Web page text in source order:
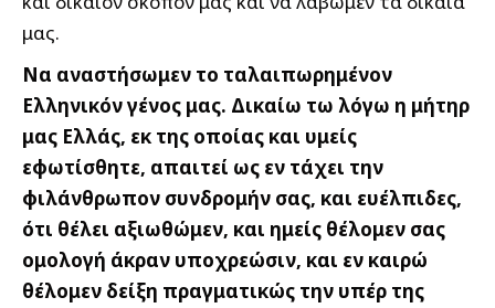
μας.
Να αναστήσωμεν το ταλαιπωρημένον
Ελληνικόν γένος μας. Δικαίω τω λόγω η μήτηρ
μας Ελλάς, εκ της οποίας και υμείς
εφωτίσθητε, απαιτεί ως εν τάχει την
φιλάνθρωπον συνδρομήν σας, και ευέλπιδες,
ότι θέλει αξιωθώμεν, και ημείς θέλομεν σας
ομολογή άκραν υποχρεώσιν, και εν καιρώ
θέλομεν δείξη πραγματικώς την υπέρ της